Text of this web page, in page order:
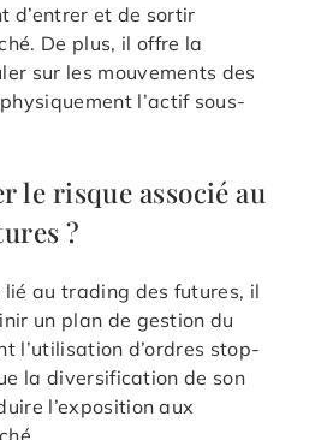
d’entrer et de sortir
De plus, il offre la
sur les mouvements des
l’actif sous-
le risque associé au
?
lié au trading des futures, il
un plan de gestion du
l’utilisation d’ordres stop-
la diversification de son
l’exposition aux